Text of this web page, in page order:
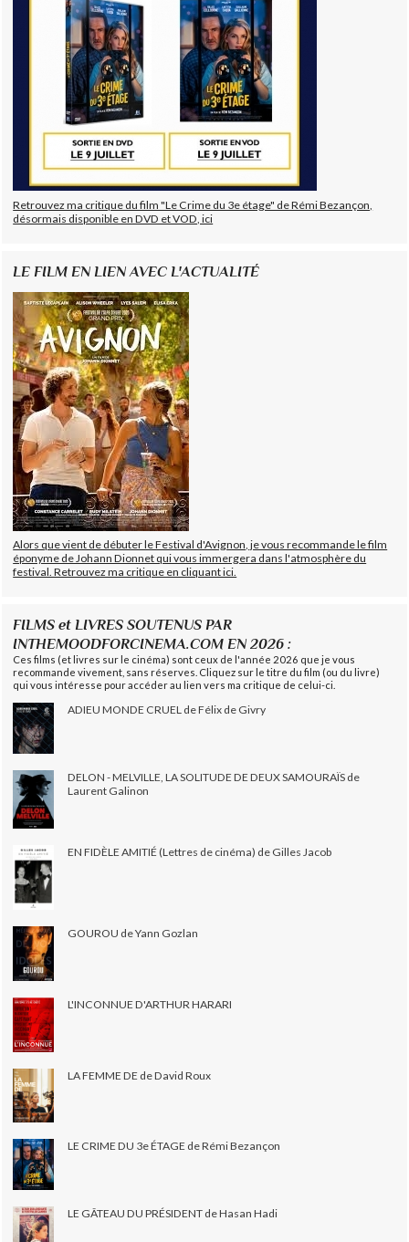
Retrouvez ma critique du film "Le Crime du 3e étage" de Rémi Bezançon,
désormais disponible en DVD et VOD, ici
LE FILM EN LIEN AVEC L'ACTUALITÉ
Alors que vient de débuter le Festival d'Avignon, je vous recommande le film
éponyme de Johann Dionnet qui vous immergera dans l'atmosphère du
festival. Retrouvez ma critique en cliquant ici.
FILMS et LIVRES SOUTENUS PAR
INTHEMOODFORCINEMA.COM EN 2026 :
Ces films (et livres sur le cinéma) sont ceux de l'année 2026 que je vous
recommande vivement, sans réserves. Cliquez sur le titre du film (ou du livre)
qui vous intéresse pour accéder au lien vers ma critique de celui-ci.
ADIEU MONDE CRUEL de Félix de Givry
DELON - MELVILLE, LA SOLITUDE DE DEUX SAMOURAÏS de
Laurent Galinon
EN FIDÈLE AMITIÉ (Lettres de cinéma) de Gilles Jacob
GOUROU de Yann Gozlan
L'INCONNUE D'ARTHUR HARARI
LA FEMME DE de David Roux
LE CRIME DU 3e ÉTAGE de Rémi Bezançon
LE GÂTEAU DU PRÉSIDENT de Hasan Hadi